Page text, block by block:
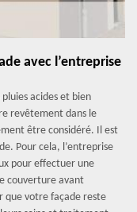
avec l’entreprise
acides et bien
revêtement dans le
être considéré. Il est
Pour cela, l’entreprise
pour effectuer une
couverture avant
que votre façade reste